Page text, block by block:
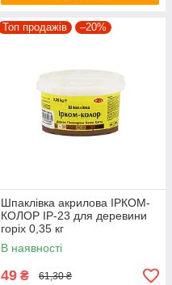
Топ продажів –20%
Шпаклівка акрилова ІРКОМ-
КОЛОР IP-23 для деревини
горіх 0,35 кг
В наявності
49 ₴ 61,30 ₴